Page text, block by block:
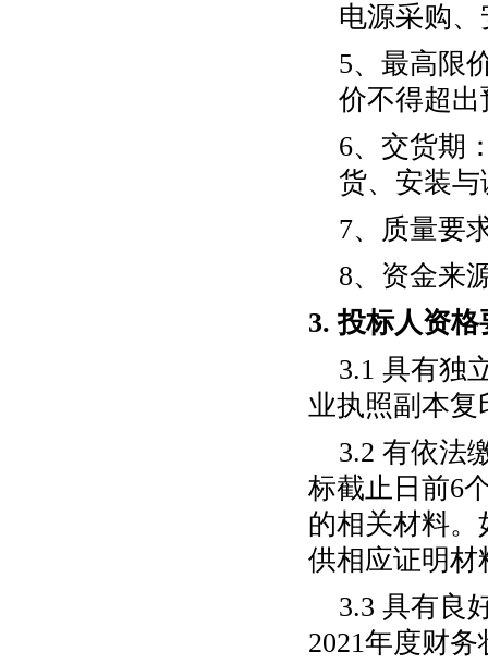
电源采购、
5、 最高限
价不得超出
6、 交货期
货、安装与
7、质量要
8、资金来
3. 投标人资格
3.1 具有独
业执照副本复
3.2 有依法
标截止日前6
的相关材料
供相应证明材
3.3 具有良
2021年度财务